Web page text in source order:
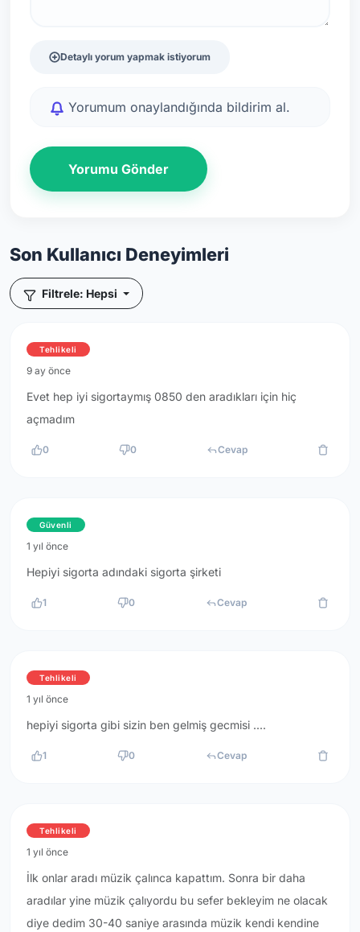
Detaylı yorum yapmak istiyorum
Yorumum onaylandığında bildirim al.
Yorumu Gönder
Son Kullanıcı Deneyimleri
Filtrele: Hepsi
Tehlikeli
9 ay önce
Evet hep iyi sigortaymış 0850 den aradıkları için hiç
açmadım
0 0 Cevap
Güvenli
1 yıl önce
Hepiyi sigorta adındaki sigorta şirketi
1 0 Cevap
Tehlikeli
1 yıl önce
hepiyi sigorta gibi sizin ben gelmiş gecmisi ....
1 0 Cevap
Tehlikeli
1 yıl önce
İlk onlar aradı müzik çalınca kapattım. Sonra bir daha
aradılar yine müzik çalıyordu bu sefer bekleyim ne olacak
diye dedim 30-40 saniye arasında müzik kendi kendine